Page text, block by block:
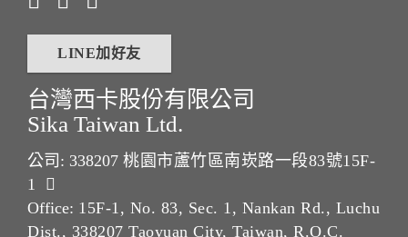
LINE加好友
台灣西卡股份有限公司
Sika Taiwan Ltd.
公司: 338207 桃園市蘆竹區南崁路一段83號15F-
1
Office: 15F-1, No. 83, Sec. 1, Nankan Rd., Luchu
Dist., 338207 Taoyuan City, Taiwan, R.O.C.